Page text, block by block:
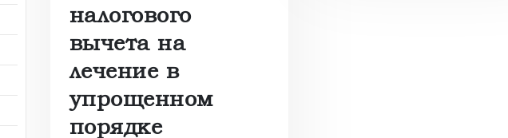
налогового
вычета на
лечение в
упрощенном
порядке